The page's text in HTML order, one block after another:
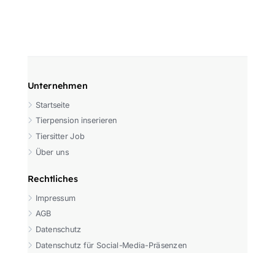
Unternehmen
Startseite
Tierpension inserieren
Tiersitter Job
Über uns
Rechtliches
Impressum
AGB
Datenschutz
Datenschutz für Social-Media-Präsenzen